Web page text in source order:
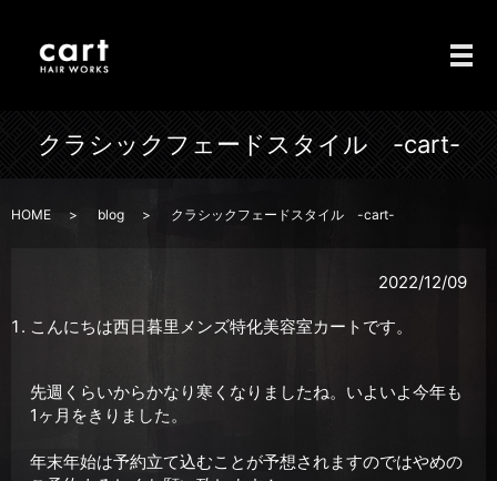
メ
クラシックフェードスタイル -cart-
HOME blog クラシックフェードスタイル -cart-
2022/12/09
こんにちは西日暮里メンズ特化美容室カートです。
先週くらいからかなり寒くなりましたね。いよいよ今年も
1ヶ月をきりました。
年末年始は予約立て込むことが予想されますのではやめの